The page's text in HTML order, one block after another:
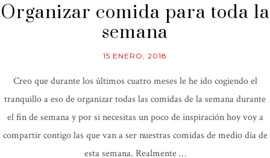
Organizar comida para toda la
semana
15 ENERO, 2018
Creo que durante los últimos cuatro meses le he ido cogiendo el
tranquillo a eso de organizar todas las comidas de la semana durante
el fin de semana y por si necesitas un poco de inspiración hoy voy a
compartir contigo las que van a ser nuestras comidas de medio día de
esta semana. Realmente …